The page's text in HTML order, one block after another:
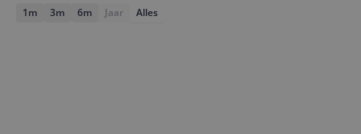
1m 3m 6m Jaar Alles